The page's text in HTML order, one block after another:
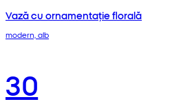
Vază cu ornamentație florală
modern, alb
30